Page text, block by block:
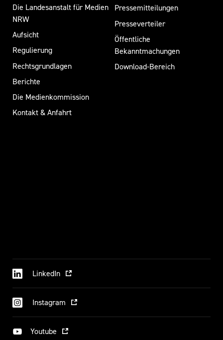
Die Landesanstalt für Medien
NRW
Aufsicht
Regulierung
Rechtsgrundlagen
Berichte
Die Medienkommission
Kontakt & Anfahrt
Pressemitteilungen
Presseverteiler
Öffentliche
Bekanntmachungen
Download-Bereich
LinkedIn
Instagram
Youtube